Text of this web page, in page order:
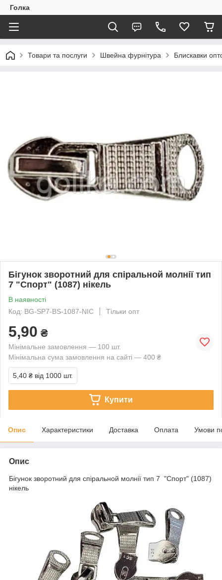
Голка
Товари та послуги Швейна фурнітура Блискавки
Бігунок зворотний для спіральной молнії тип
7 "Спорт" (1087) нікель
В наявності
Код: BG-SP7-BS-1087-NIC
Тільки опт
5,90 ₴
Мінімальне замовлення — 100 шт.
Мінімальна сума замовлення на сайті — 400 ₴
5,40 ₴ від 1000 шт.
Купити
Опис Характеристики Доставка Оплата Умови
Опис
Бігунок зворотний для спіральной молнії тип 7 "Спорт" (1087)
нікель